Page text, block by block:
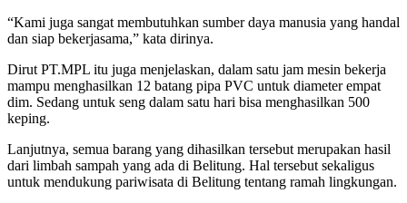
“Kami juga sangat membutuhkan sumber daya manusia yang handal
dan siap bekerjasama,” kata dirinya.
Dirut PT.MPL itu juga menjelaskan, dalam satu jam mesin bekerja
mampu menghasilkan 12 batang pipa PVC untuk diameter empat
dim. Sedang untuk seng dalam satu hari bisa menghasilkan 500
keping.
Lanjutnya, semua barang yang dihasilkan tersebut merupakan hasil
dari limbah sampah yang ada di Belitung. Hal tersebut sekaligus
untuk mendukung pariwisata di Belitung tentang ramah lingkungan.